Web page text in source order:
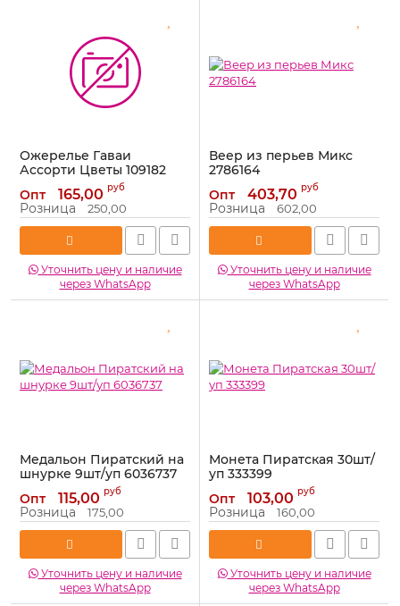
Ожерелье Гаваи
Ассорти Цветы 109182
Артикул: 109182
Опт 165,00 руб
Розница 250,00
Уточнить цену и наличие
через WhatsApp
Веер из перьев Микс
2786164
Артикул: 2786164
Опт 403,70 руб
Розница 602,00
Уточнить цену и наличие
через WhatsApp
Медальон Пиратский на
шнурке 9шт/уп 6036737
Артикул: 6036737
Опт 115,00 руб
Розница 175,00
Уточнить цену и наличие
через WhatsApp
Монета Пиратская 30шт/
уп 333399
Артикул: 333399
Опт 103,00 руб
Розница 160,00
Уточнить цену и наличие
через WhatsApp